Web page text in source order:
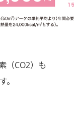
（CO2）も